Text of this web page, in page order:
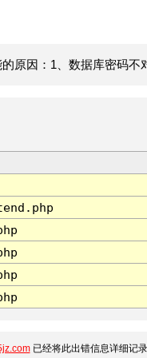
原因：1、数据库密码不
已经将此出错信息详细记